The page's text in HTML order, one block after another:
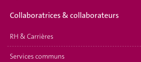
Collaboratrices & collaborateurs
RH & Carrières
Services communs